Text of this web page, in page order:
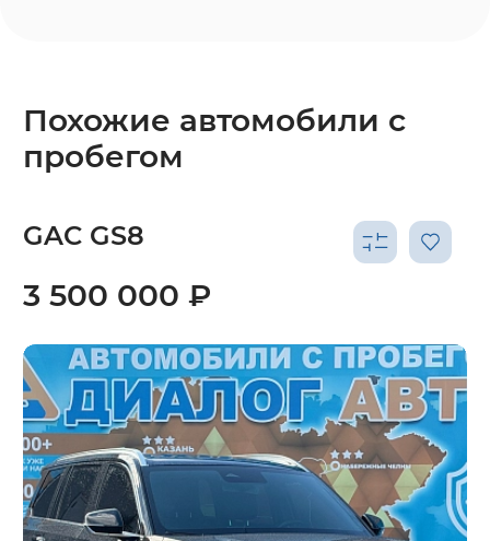
Похожие автомобили с
пробегом
GAC GS8
3 500 000 ₽